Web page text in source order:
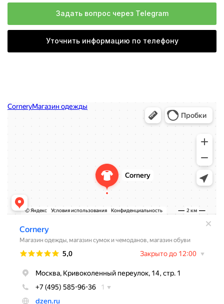
Задать вопрос через Telegram
Уточнить информацию по телефону